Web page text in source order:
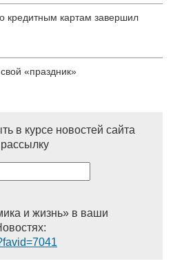
кредитным картам завершил
«праздник»
в курсе новостей сайта
и жизнь» в ваши